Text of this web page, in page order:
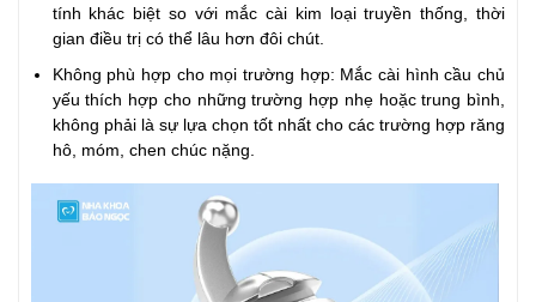
tính khác biệt so với mắc cài kim loại truyền thống, thời
gian điều trị có thể lâu hơn đôi chút.
Không phù hợp cho mọi trường hợp: Mắc cài hình cầu chủ
yếu thích hợp cho những trường hợp nhẹ hoặc trung bình,
không phải là sự lựa chọn tốt nhất cho các trường hợp răng
hô, móm, chen chúc nặng.